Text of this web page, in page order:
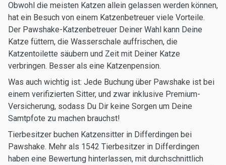
Obwohl die meisten Katzen allein gelassen werden können,
hat ein Besuch von einem Katzenbetreuer viele Vorteile.
Der Pawshake-Katzenbetreuer Deiner Wahl kann Deine
Katze füttern, die Wasserschale auffrischen, die
Katzentoilette säubern und Zeit mit Deiner Katze
verbringen. Besser als eine Katzenpension.
Was auch wichtig ist: Jede Buchung über Pawshake ist bei
einem verifizierten Sitter, und zwar inklusive Premium-
Versicherung, sodass Du Dir keine Sorgen um Deine
Samtpfote zu machen brauchst!
Tierbesitzer buchen Katzensitter in Differdingen bei
Pawshake. Mehr als 1542 Tierbesitzer in Differdingen
haben eine Bewertung hinterlassen, mit durchschnittlich